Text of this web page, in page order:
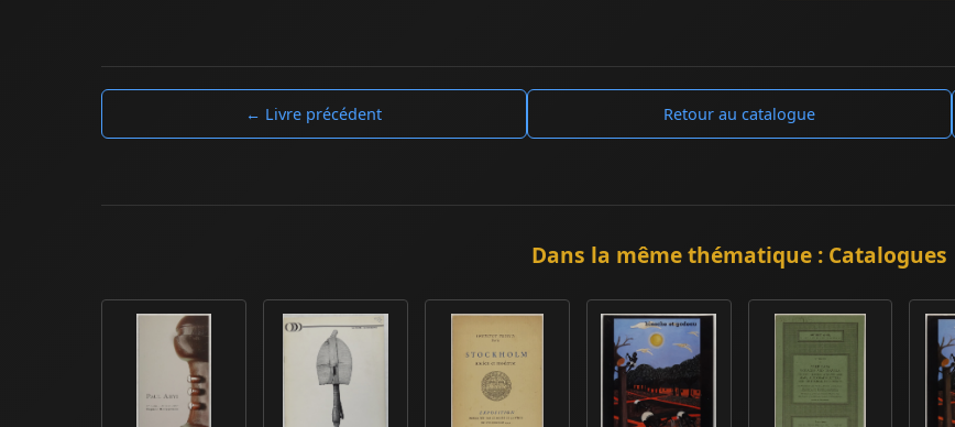
← Livre précédent Retour au catalogue
Dans la même thématique : Catalogues